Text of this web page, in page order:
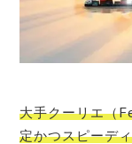
大手クーリエ（
定かつスピーデ